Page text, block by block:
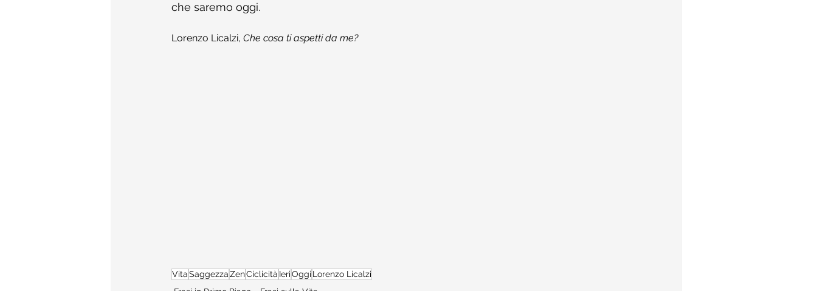
che saremo oggi.
Lorenzo Licalzi, Che cosa ti aspetti da me?
VitaSaggezzaZenCiclicità IeriOggi Lorenzo Licalzi